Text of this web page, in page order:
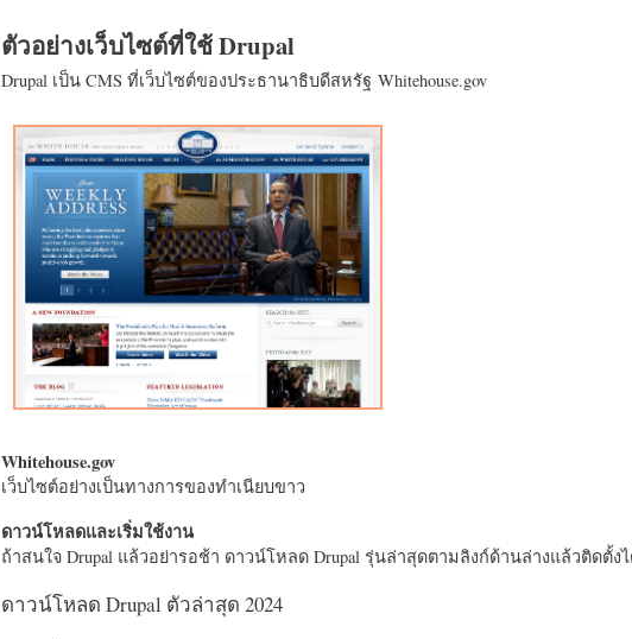
ตัวอย่างเว็บไซต์ที่ใช้ Drupal
Drupal เป็น CMS ที่เว็บไซต์ของประธานาธิบดีสหรัฐ Whitehouse.gov
Whitehouse.gov
เว็บไซต์อย่างเป็นทางการของทำเนียบขาว
ดาวน์โหลดและเริ่มใช้งาน
ถ้าสนใจ Drupal แล้วอย่ารอช้า ดาวน์โหลด Drupal รุ่นล่าสุดตามลิงก์ด้านล่างแล้วติดตั้ง
ดาวน์โหลด Drupal ตัวล่าสุด 2024